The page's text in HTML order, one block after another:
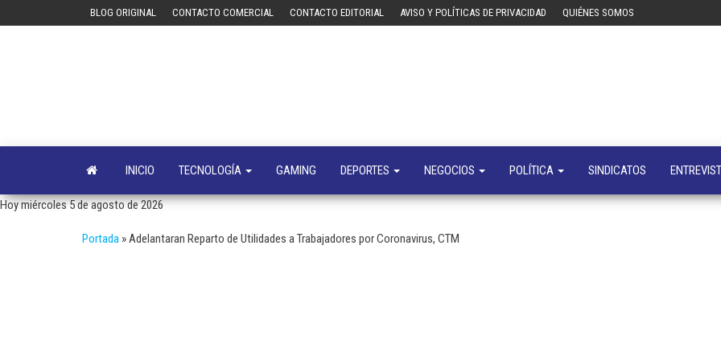
BLOG ORIGINAL CONTACTO COMERCIAL CONTACTO EDITORIAL AVISO Y POLÍTICAS DE PRIVACIDAD QUIÉNES SOMOS
negocios
INICIO TECNOLOGÍA GAMING DEPORTES NEGOCIOS POLÍTICA SINDICATOS
Hoy miércoles 5 de agosto de 2026
Portada »Adelantaran Reparto de Utilidades a Trabajadores por Coronavirus, CTM